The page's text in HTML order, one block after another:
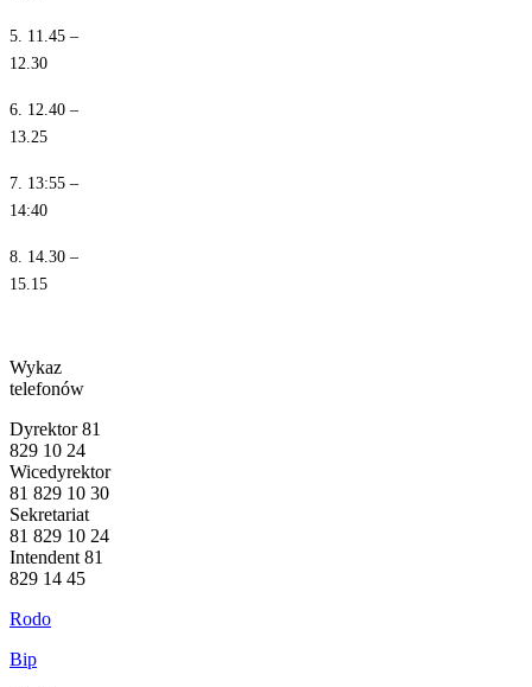
5. 11.45 –
12.30
6. 12.40 –
13.25
7. 13:55 –
14:40
8. 14.30 –
15.15
Wykaz
telefonów
Dyrektor 81
829 10 24
Wicedyrektor
81 829 10 30
Sekretariat
81 829 10 24
Intendent 81
829 14 45
Rodo
Bip